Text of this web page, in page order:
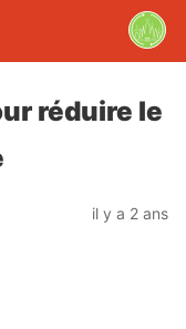
réduire le
il y a 2 ans